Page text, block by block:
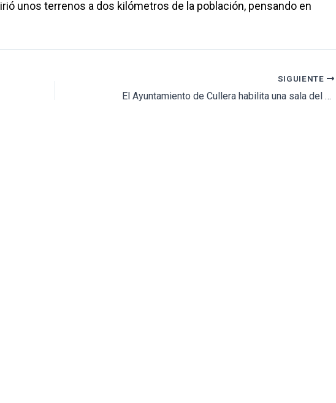
unos terrenos a dos kilómetros de la población, pensando en
SIGUIENTE
El Ayuntamiento de Cullera habilita una sala del cementerio para ceremonias funerarias civiles